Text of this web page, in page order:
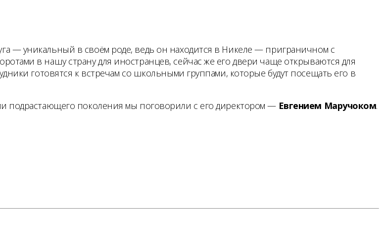
— уникальный в своём роде, ведь он находится в Никеле — приграничном с
в нашу страну для иностранцев, сейчас же его двери чаще открываются для
готовятся к встречам со школьными группами, которые будут посещать его в
подрастающего поколения мы поговорили с его директором — Евгением Маручоком.